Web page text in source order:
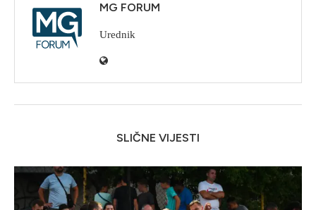
MG FORUM
Urednik
SLIČNE VIJESTI